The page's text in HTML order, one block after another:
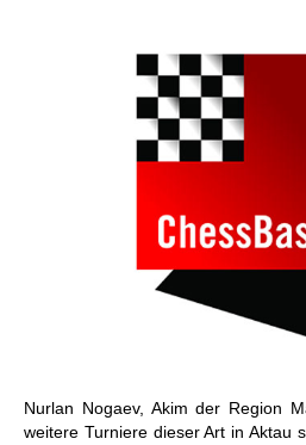
Nurlan Nogaev, Akim der Region
weitere Turniere dieser Art in Aktau